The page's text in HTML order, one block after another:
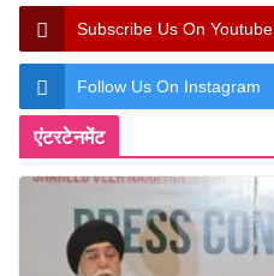
Subscribe Us On Youtube
Follow Us On Instagram
एंटरटेनमेंट